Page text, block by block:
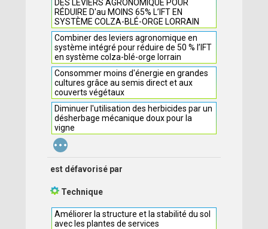
DES LEVIERS AGRONOMIQUE POUR
RÉDUIRE D'au MOINS 65% L’IFT EN
SYSTÈME COLZA-BLÉ-ORGE LORRAIN
Combiner des leviers agronomique en
système intégré pour réduire de 50 % l’IFT
en système colza-blé-orge lorrain
Consommer moins d'énergie en grandes
cultures grâce au semis direct et aux
couverts végétaux
Diminuer l'utilisation des herbicides par un
désherbage mécanique doux pour la
vigne
...
est défavorisé par
Technique
Améliorer la structure et la stabilité du sol
avec les plantes de services